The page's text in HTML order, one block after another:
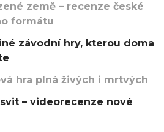
země – recenze české
formátu
závodní hry, kterou doma
hra plná živých i mrtvých
– videorecenze nové